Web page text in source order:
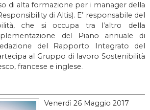
di alta formazione per i manager della
di Altis). E’ responsabile del
che si occupa tra l’altro della
del Piano annuale di
del Rapporto Integrato del
al Gruppo di lavoro Sostenibilità
francese e inglese.
Venerdì 26 Maggio 2017